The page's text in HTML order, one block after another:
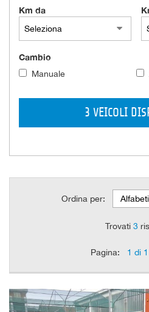
Km da
Cambio
Manuale
3 VEICOLI
Ordina per:
Trovati 3
Pagina: 1 di 1